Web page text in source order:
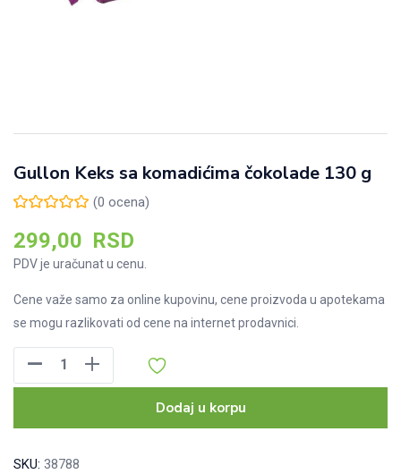
Gullon Keks sa komadićima čokolade 130 g
(0 ocena)
299,00 RSD
PDV je uračunat u cenu.
Cene važe samo za online kupovinu, cene proizvoda u apotekama
se mogu razlikovati od cene na internet prodavnici.
Keks
komadićima
Dodaj u korpu
SKU: 38788